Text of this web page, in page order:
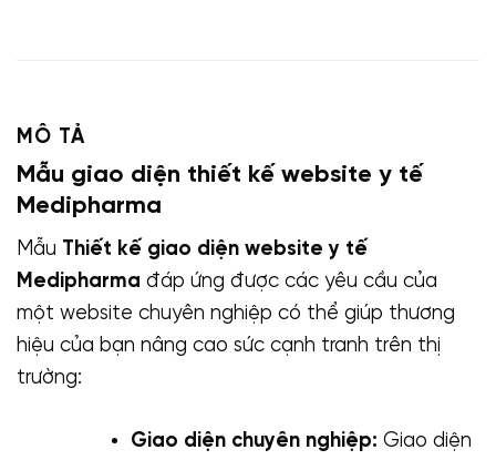
MÔ TẢ
Mẫu giao diện thiết kế website y tế
Medipharma
Mẫu Thiết kế giao diện website y tế
Medipharma đáp ứng được các yêu cầu của
một website chuyên nghiệp có thể giúp thương
hiệu của bạn nâng cao sức cạnh tranh trên thị
trường:
Giao diện chuyên nghiệp: Giao diện